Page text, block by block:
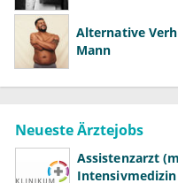
Alternative
Mann
Neueste Ärztejobs
Assistenzarzt